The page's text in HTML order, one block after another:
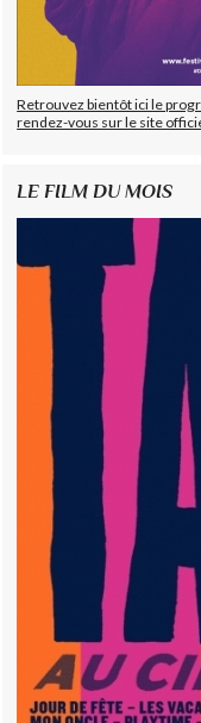
Retrouvez bientôt ici le
rendez-vous sur le site
LE FILM DU MOIS